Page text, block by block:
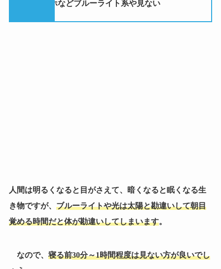
スマホなどブルーライト系や見ない
人間は明るくなると目がさえて、暗くなると眠くなる生
き物ですが、 ブルーライトや光は太陽と勘違いして朝目
覚める時間だと体が勘違いしてしまいます。
なので、 寝る前30分～1時間程度は見ない方が良いでし